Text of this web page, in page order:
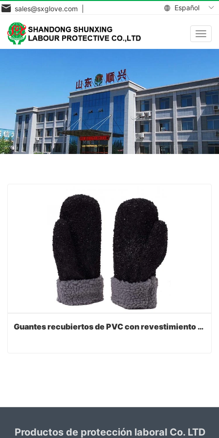
Español
sales@sxglove.com |
Guantes recubiertos de PVC con revestimiento polar Joka
Productos de protección laboral Co. LTD